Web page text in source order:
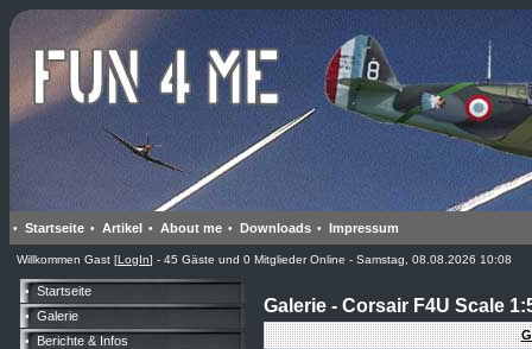
• Startseite • Artikel • About me • Downloads • Impressum
Willkommen Gast [LogIn] - 45 Gäste und 0 Mitglieder Online - Samstag, 08.08.2026 10:08
• Startseite
• Galerie
• Berichte & Infos
Galerie - Corsair F4U Scale